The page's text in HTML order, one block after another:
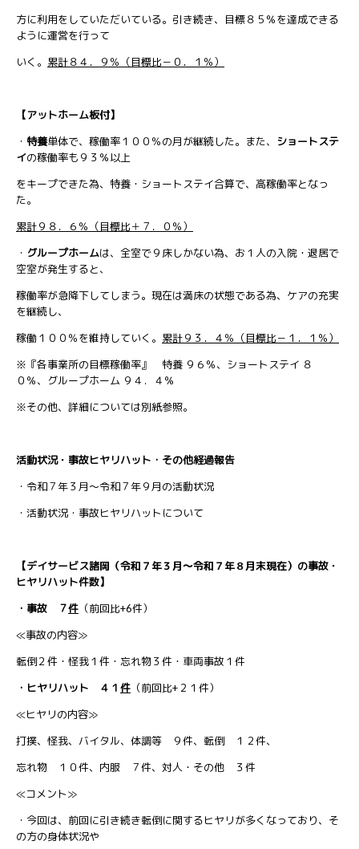
方に利用をしていただいている。引き続き、目標８５％を達成できる
ように運営を行って
いく。 累計８４．９％（目標比－０．１％）
【アットホーム板付】
・ 特養単体で、稼働率１００％の月が継続した。また、
ショートステ
イの稼働率も９３％以上
をキープできた為、特養・ショートステイ合算で、高稼働率となっ
た。
累計９８．６％（目標比＋７．０％）
・ グループホームは、全室で９床しかない為、お１人の入院・退居で
空室が発生すると、
稼働率が急降下してしまう。現在は満床の状態である為、ケアの充実
を継続し、
稼働１００％を維持していく。 累計９３．４％（目標比－１．１％）
※『各事業所の目標稼働率』 特養 ９６％、ショートステイ ８
０％、グループホーム ９４．４％
※その他、詳細については別紙参照。
活動状況・事故ヒヤリハット・その他経過報告
・令和７年３月～令和７年９月の活動状況
・活動状況・事故ヒヤリハットについて
【デイサービス諸岡（令和７年３月～令和７年８月末現在）の事故・
ヒヤリハット件数】
・事故 ７件 （前回比+6件）
≪事故の内容≫
転倒２件・怪我１件・忘れ物３件・車両事故１件
・ヒヤリハット ４１ 件 （前回比+２１件）
≪ヒヤリの内容≫
打撲、怪我、バイタル、体調等 ９件、転倒 １２件、
忘れ物 １０件、内服 ７件、対人・その他 ３件
≪コメント≫
・今回は、前回に引き続き転倒に関するヒヤリが多くなっており、そ
の方の身体状況や